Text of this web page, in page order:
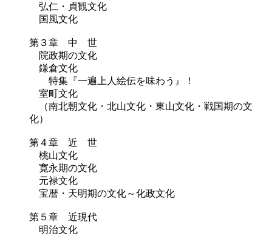
弘仁・貞観文化
国風文化
第３章 中 世
院政期の文化
鎌倉文化
特集『一遍上人絵伝を味わう』！
室町文化
（南北朝文化・北山文化・東山文化・戦国期の文
化）
第４章 近 世
桃山文化
寛永期の文化
元禄文化
宝暦・天明期の文化～化政文化
第５章 近現代
明治文化